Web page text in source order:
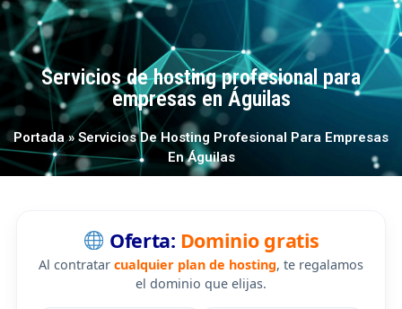
Servicios de hosting profesional para
empresas en Águilas
Portada»Servicios De Hosting Profesional Para Empresas
En Águilas
Oferta: Dominio gratis
Al contratar cualquier plan de hosting, te regalamos
el dominio que elijas.